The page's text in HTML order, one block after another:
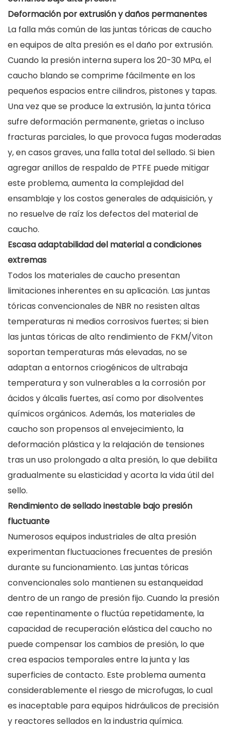
Deformación por extrusión y daños permanentes
La falla más común de las juntas tóricas de caucho
en equipos de alta presión es el daño por extrusión.
Cuando la presión interna supera los 20-30 MPa, el
caucho blando se comprime fácilmente en los
pequeños espacios entre cilindros, pistones y tapas.
Una vez que se produce la extrusión, la junta tórica
sufre deformación permanente, grietas o incluso
fracturas parciales, lo que provoca fugas moderadas
y, en casos graves, una falla total del sellado. Si bien
agregar anillos de respaldo de PTFE puede mitigar
este problema, aumenta la complejidad del
ensamblaje y los costos generales de adquisición, y
no resuelve de raíz los defectos del material de
caucho.
Escasa adaptabilidad del material a condiciones
extremas
Todos los materiales de caucho presentan
limitaciones inherentes en su aplicación. Las juntas
tóricas convencionales de NBR no resisten altas
temperaturas ni medios corrosivos fuertes; si bien
las juntas tóricas de alto rendimiento de FKM/Viton
soportan temperaturas más elevadas, no se
adaptan a entornos criogénicos de ultrabaja
temperatura y son vulnerables a la corrosión por
ácidos y álcalis fuertes, así como por disolventes
químicos orgánicos. Además, los materiales de
caucho son propensos al envejecimiento, la
deformación plástica y la relajación de tensiones
tras un uso prolongado a alta presión, lo que debilita
gradualmente su elasticidad y acorta la vida útil del
sello.
Rendimiento de sellado inestable bajo presión
fluctuante
Numerosos equipos industriales de alta presión
experimentan fluctuaciones frecuentes de presión
durante su funcionamiento. Las juntas tóricas
convencionales solo mantienen su estanqueidad
dentro de un rango de presión fijo. Cuando la presión
cae repentinamente o fluctúa repetidamente, la
capacidad de recuperación elástica del caucho no
puede compensar los cambios de presión, lo que
crea espacios temporales entre la junta y las
superficies de contacto. Este problema aumenta
considerablemente el riesgo de microfugas, lo cual
es inaceptable para equipos hidráulicos de precisión
y reactores sellados en la industria química.